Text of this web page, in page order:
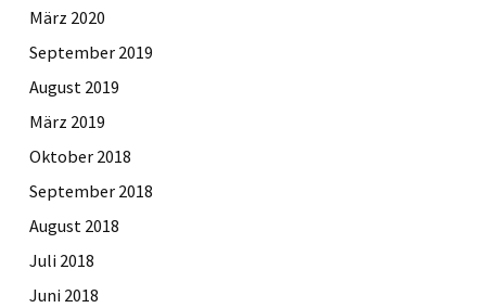
März 2020
September 2019
August 2019
März 2019
Oktober 2018
September 2018
August 2018
Juli 2018
Juni 2018